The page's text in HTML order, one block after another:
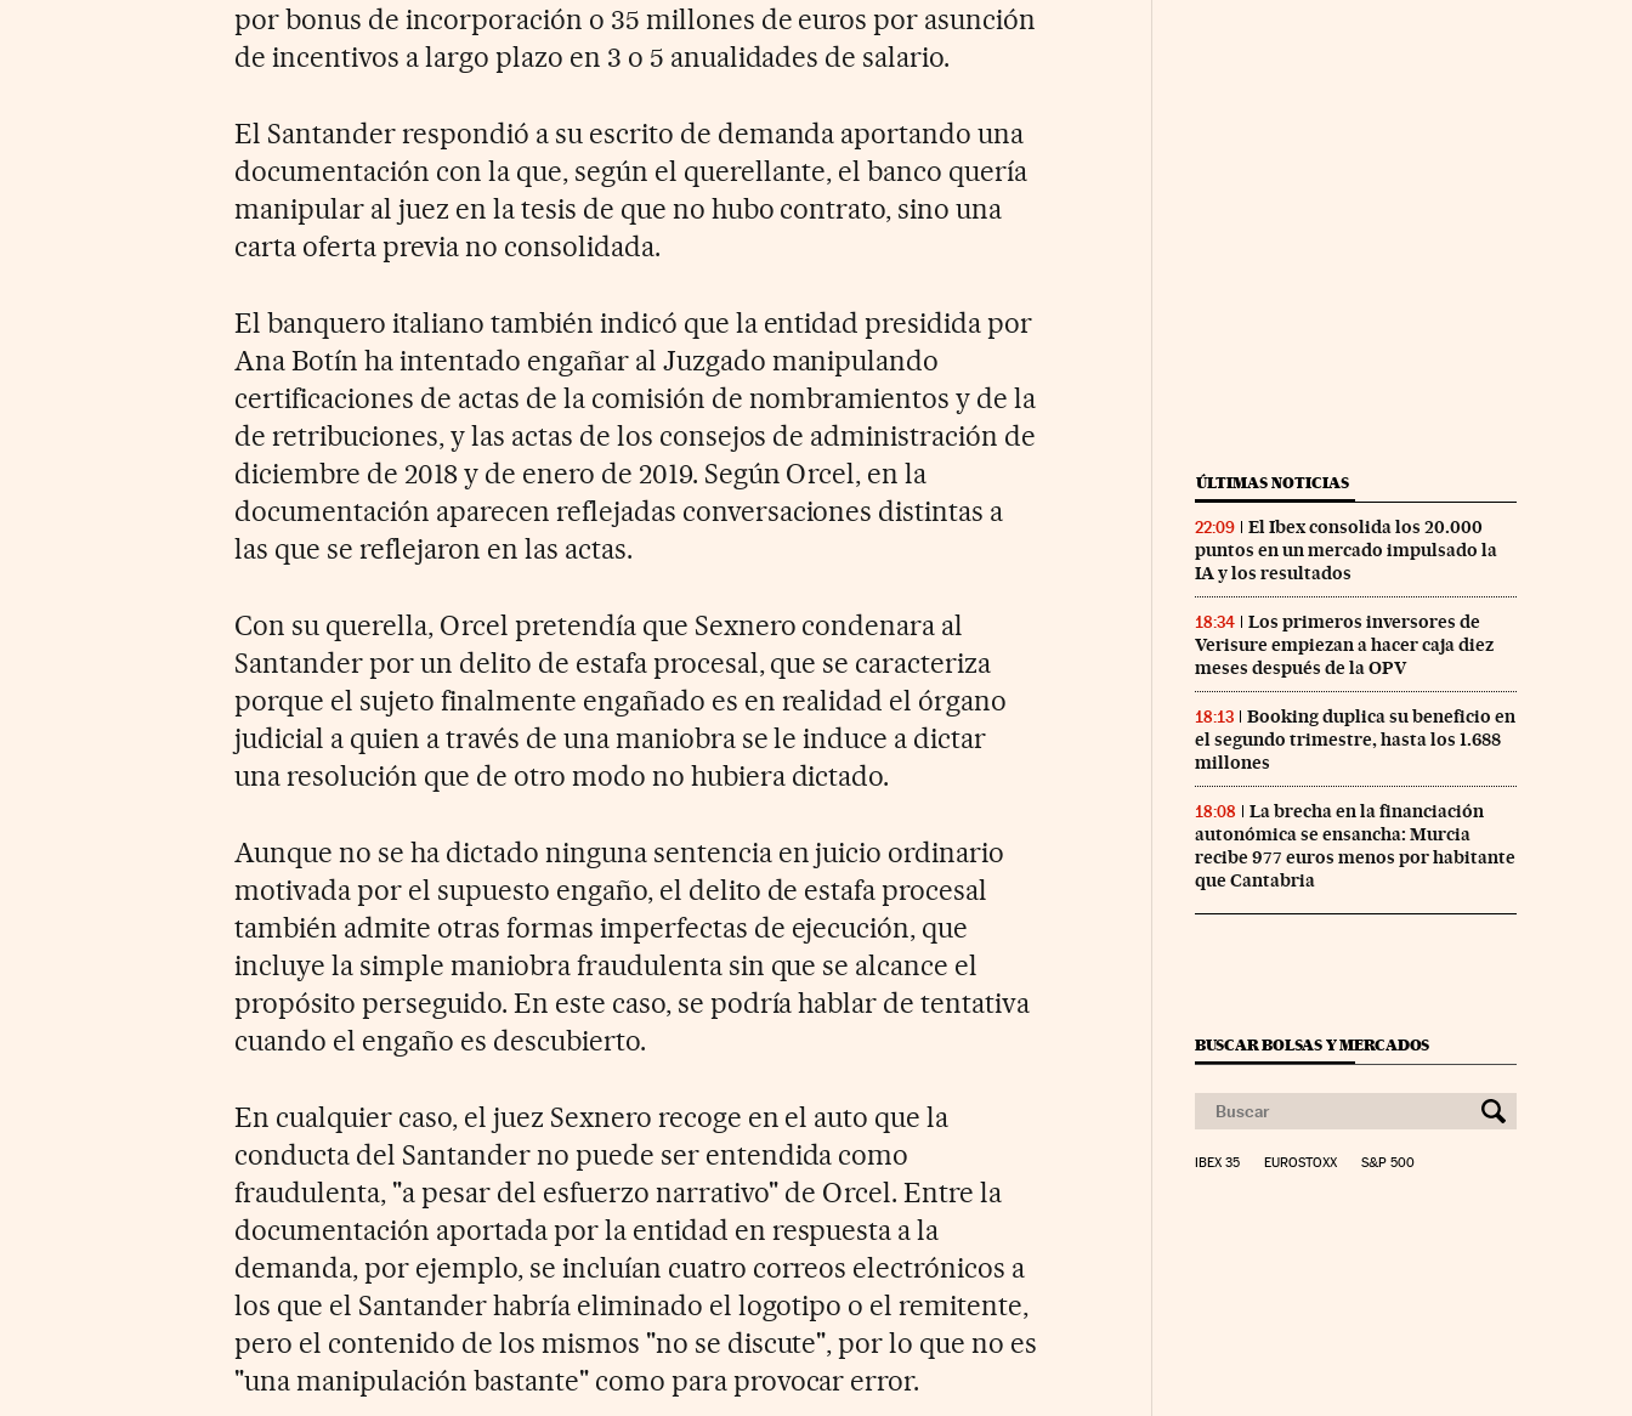
por bonus de incorporación o 35 millones de euros por asunción
de incentivos a largo plazo en 3 o 5 anualidades de salario.
El Santander respondió a su escrito de demanda aportando una
documentación con la que, según el querellante, el banco quería
manipular al juez en la tesis de que no hubo contrato, sino una
carta oferta previa no consolidada.
El banquero italiano también indicó que la entidad presidida por
Ana Botín ha intentado engañar al Juzgado manipulando
certificaciones de actas de la comisión de nombramientos y de la
de retribuciones, y las actas de los consejos de administración de
diciembre de 2018 y de enero de 2019. Según Orcel, en la
documentación aparecen reflejadas conversaciones distintas a
las que se reflejaron en las actas.
Con su querella, Orcel pretendía que Sexnero condenara al
Santander por un delito de estafa procesal, que se caracteriza
porque el sujeto finalmente engañado es en realidad el órgano
judicial a quien a través de una maniobra se le induce a dictar
una resolución que de otro modo no hubiera dictado.
Aunque no se ha dictado ninguna sentencia en juicio ordinario
motivada por el supuesto engaño, el delito de estafa procesal
también admite otras formas imperfectas de ejecución, que
incluye la simple maniobra fraudulenta sin que se alcance el
propósito perseguido. En este caso, se podría hablar de tentativa
cuando el engaño es descubierto.
En cualquier caso, el juez Sexnero recoge en el auto que la
conducta del Santander no puede ser entendida como
fraudulenta, "a pesar del esfuerzo narrativo" de Orcel. Entre la
documentación aportada por la entidad en respuesta a la
demanda, por ejemplo, se incluían cuatro correos electrónicos a
los que el Santander habría eliminado el logotipo o el remitente,
pero el contenido de los mismos "no se discute", por lo que no es
"una manipulación bastante" como para provocar error.
ÚLTIMAS NOTICIAS
22:09
El Ibex consolida los 20.000
puntos en un mercado impulsado la
IA y los resultados
18:34
Los primeros inversores de
Verisure empiezan a hacer caja diez
meses después de la OPV
18:13
Booking duplica su beneficio en
el segundo trimestre, hasta los 1.688
millones
18:08
La brecha en la financiación
autonómica se ensancha: Murcia
recibe 977 euros menos por habitante
que Cantabria
BUSCAR BOLSAS Y MERCADOS
IBEX 35 EUROSTOXX S&P 500